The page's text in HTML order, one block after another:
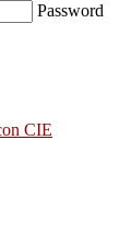
Password
CIE